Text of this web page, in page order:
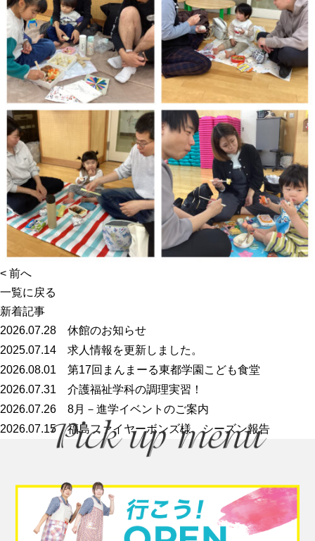
< 前へ
一覧に戻る
新着記事
2026.07.28 休館のお知らせ
2025.07.14 求人情報を更新しました。
2026.08.01 第17回まんまーる東都学園こども食堂
2026.07.31 介護福祉学科の調理実習！
2026.07.26 8月－進学イベントのご案内
2026.07.15福島ファイヤーボンズ様 シーズン報告